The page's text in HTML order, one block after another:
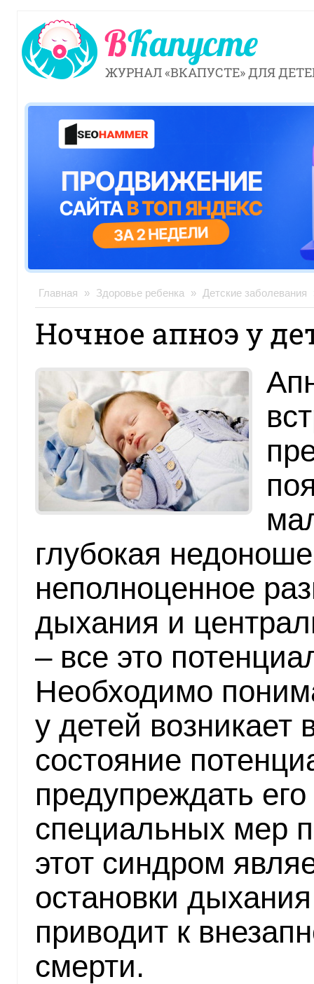
ЖУРНАЛ «ВКАПУСТЕ» ДЛЯ
Главная » Здоровье ребенка » Детские заболевания
Ночное апноэ у
глубокая
неполноценное
дыхания и
– все это
Необходимо
у детей возникает
состояние
предупреждать
специальных мер
этот синдром
остановки
приводит к
смерти.